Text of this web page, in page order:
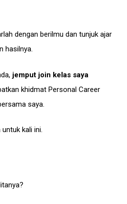
dengan berilmu dan tunjuk ajar
hasilnya.
jemput join kelas saya
khidmat Personal Career
saya.
kali ini.